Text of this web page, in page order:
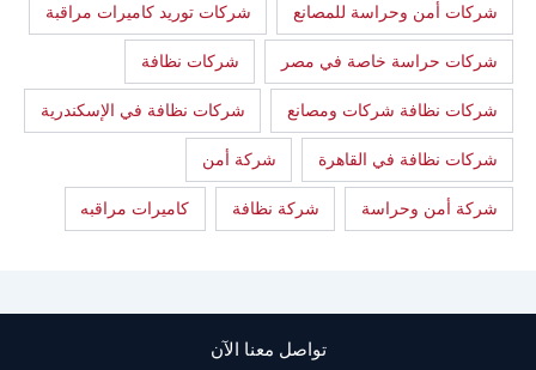
شركات أمن وحراسة للمصانع شركات توريد كاميرات مراقبة
شركات حراسة خاصة في مصر شركات نظافة
شركات نظافة شركات ومصانع شركات نظافة في الإسكندرية
شركات نظافة في القاهرة شركة أمن
شركة أمن وحراسة شركة نظافة كاميرات مراقبه
تواصل معنا الآن